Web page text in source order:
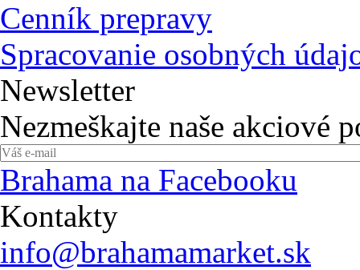
Cenník prepravy
Spracovanie osobných
Newsletter
Nezmeškajte naše akciové
Brahama na Facebooku
Kontakty
info@brahamamarket.sk